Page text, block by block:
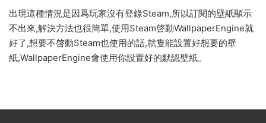
出現這種情況是因爲玩家沒有登錄Steam,所以訂閱的壁紙顯示
不出來,解決方法也很簡單,使用Steam啓動WallpaperEngine就
好了,想要不啓動Steam也使用的話,就隻能設置好想要的壁
紙,WallpaperEngine會使用你設置好的默認壁紙。